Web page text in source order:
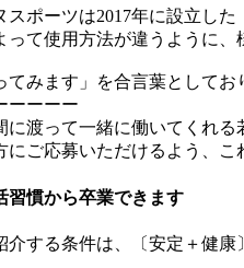
スポーツは2017年に設立し
って使用方法が違うように、
てみます」を合言葉として
ーーーー
に渡って一緒に働いてくれる
にご応募いただけるよう、こ
習慣から卒業できます
介する条件は、〔安定＋健康